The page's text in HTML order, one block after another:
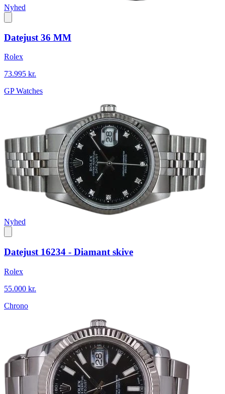
Nyhed
Datejust 36 MM
Rolex
73.995 kr.
GP Watches
Nyhed
Datejust 16234 - Diamant skive
Rolex
55.000 kr.
Chrono